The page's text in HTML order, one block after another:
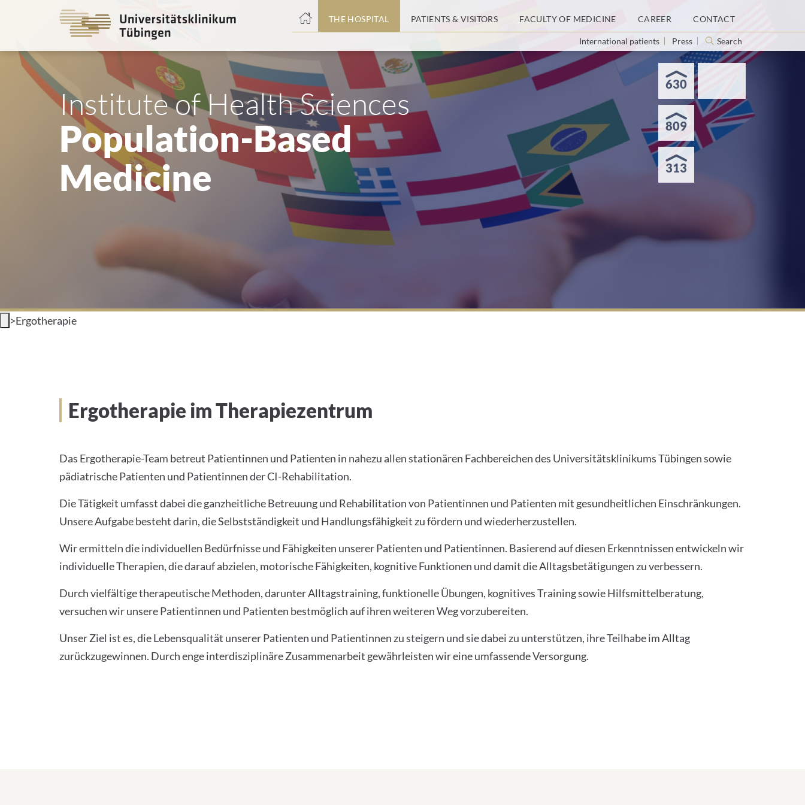
main
content
THE HOSPITAL PATIENTS & VISITORS FACULTY OF MEDICINE CAREER CONTACT
International patients Press Search
Institute of Health Sciences
Population-Based
Medicine
630
809
313
>Ergotherapie
Ergotherapie im Therapiezentrum
Das Ergotherapie-Team betreut Patientinnen und Patienten in nahezu allen stationären Fachbereichen des Universitätsklinikums Tübingen sowie
pädiatrische Patienten und Patientinnen der CI-Rehabilitation.
Die Tätigkeit umfasst dabei die ganzheitliche Betreuung und Rehabilitation von Patientinnen und Patienten mit gesundheitlichen Einschränkungen.
Unsere Aufgabe besteht darin, die Selbstständigkeit und Handlungsfähigkeit zu fördern und wiederherzustellen.
Wir ermitteln die individuellen Bedürfnisse und Fähigkeiten unserer Patienten und Patientinnen. Basierend auf diesen Erkenntnissen entwickeln wir
individuelle Therapien, die darauf abzielen, motorische Fähigkeiten, kognitive Funktionen und damit die Alltagsbetätigungen zu verbessern.
Durch vielfältige therapeutische Methoden, darunter Alltagstraining, funktionelle Übungen, kognitives Training sowie Hilfsmittelberatung,
versuchen wir unsere Patientinnen und Patienten bestmöglich auf ihren weiteren Weg vorzubereiten.
Unser Ziel ist es, die Lebensqualität unserer Patienten und Patientinnen zu steigern und sie dabei zu unterstützen, ihre Teilhabe im Alltag
zurückzugewinnen. Durch enge interdisziplinäre Zusammenarbeit gewährleisten wir eine umfassende Versorgung.